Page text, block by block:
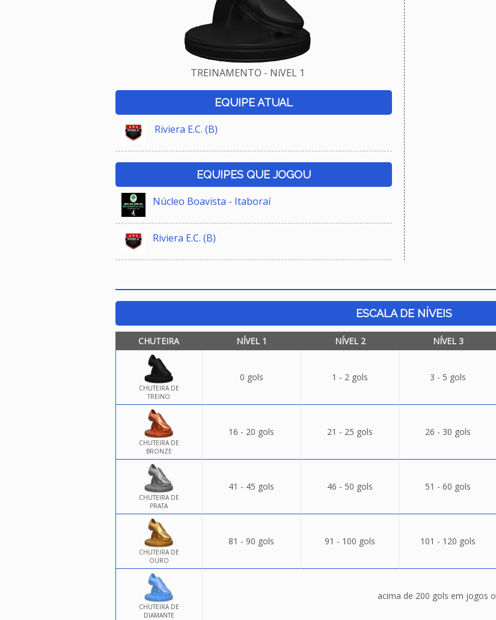
TREINAMENTO - NíVEL 1
EQUIPE ATUAL
Riviera E.C. (B)
EQUIPES QUE JOGOU
Núcleo Boavista - Itaboraí
Riviera E.C. (B)
ESCALA DE NÍVEIS
CHUTEIRA NÍVEL 1 NÍVEL 2 NÍVEL 3
CHUTEIRA DE
TREINO
0 gols 1 - 2 gols 3 - 5 gols
CHUTEIRA DE
BRONZE
16 - 20 gols 21 - 25 gols 26 - 30 gols
CHUTEIRA DE
PRATA
41 - 45 gols 46 - 50 gols 51 - 60 gols
CHUTEIRA DE
OURO
81 - 90 gols 91 - 100 gols 101 - 120 gols
CHUTEIRA DE
DIAMANTE
acima de 200 gols em jogos